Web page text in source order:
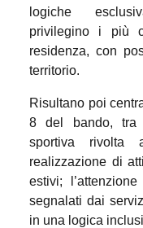
logiche
privilegino i più
residenza, con
territorio.
Risultano poi
8 del bando, tra
sportiva rivolta
realizzazione di
estivi;
segnalati dai
in una logica